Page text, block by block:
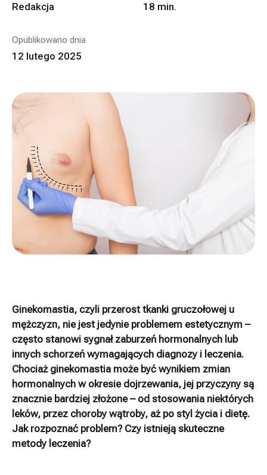
Redakcja 18 min.
Opublikowano dnia
12 lutego 2025
Ginekomastia, czyli przerost tkanki gruczołowej u
mężczyzn, nie jest jedynie problemem estetycznym –
często stanowi sygnał zaburzeń hormonalnych lub
innych schorzeń wymagających diagnozy i leczenia.
Chociaż ginekomastia może być wynikiem zmian
hormonalnych w okresie dojrzewania, jej przyczyny są
znacznie bardziej złożone – od stosowania niektórych
leków, przez choroby wątroby, aż po styl życia i dietę.
Jak rozpoznać problem? Czy istnieją skuteczne
metody leczenia?